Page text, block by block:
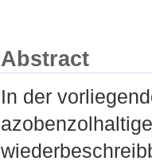
Abstract
In der